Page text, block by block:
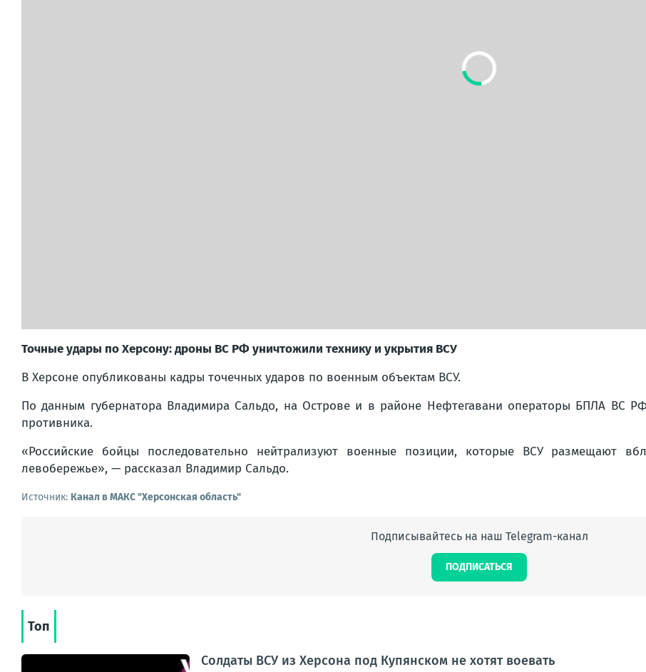
Точные удары по Херсону: дроны ВС РФ уничтожили технику и укрытия ВСУ
В Херсоне опубликованы кадры точечных ударов по военным объектам ВСУ.
По данным губернатора Владимира Сальдо, на Острове и в районе Нефтегавани операторы БПЛА ВС
противника.
«Российские бойцы последовательно нейтрализуют военные позиции, которые ВСУ размещают
левобережье», — рассказал Владимир Сальдо.
Источник: Канал в МАКС "Херсонская область"
Подписывайтесь на наш Telegram-канал
ПОДПИСАТЬСЯ
Топ
Солдаты ВСУ из Херсона под Купянском не хотят воевать